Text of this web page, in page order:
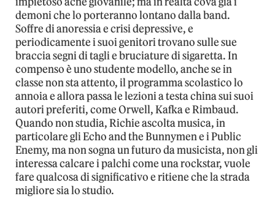
demoni che lo porteranno lontano dalla band.
Soffre di anoressia e crisi depressive, e
periodicamente i suoi genitori trovano sulle sue
braccia segni di tagli e bruciature di sigaretta. In
compenso è uno studente modello, anche se in
classe non sta attento, il programma scolastico lo
annoia e allora passa le lezioni a testa china sui suoi
autori preferiti, come Orwell, Kafka e Rimbaud.
Quando non studia, Richie ascolta musica, in
particolare gli Echo and the Bunnymen e i Public
Enemy, ma non sogna un futuro da musicista, non gli
interessa calcare i palchi come una rockstar, vuole
fare qualcosa di significativo e ritiene che la strada
migliore sia lo studio.